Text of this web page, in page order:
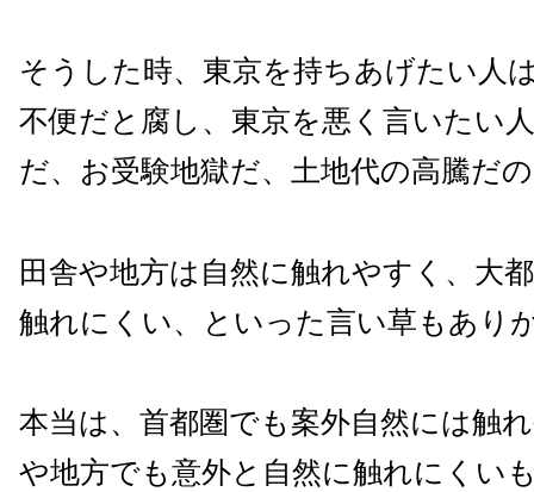
そうした時、東京を持ちあげたい人
不便だと腐し、東京を悪く言いたい
だ、お受験地獄だ、土地代の高騰だ
田舎や地方は自然に触れやすく、大
触れにくい、といった言い草もあり
本当は、首都圏でも案外自然には触
や地方でも意外と自然に触れにくい